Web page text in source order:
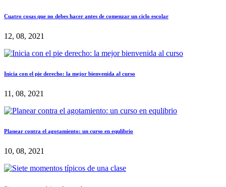
Cuatro cosas que no debes hacer antes de comenzar un ciclo escolar
12, 08, 2021
Inicia con el pie derecho: la mejor bienvenida al curso
11, 08, 2021
Planear contra el agotamiento: un curso en equlibrio
10, 08, 2021